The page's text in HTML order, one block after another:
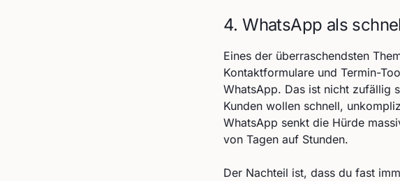
4. WhatsApp als
Eines der überraschendsten
Kontaktformulare und Termin-
WhatsApp. Das ist nicht zufällig
Kunden wollen schnell,
WhatsApp senkt die Hürde
von Tagen auf Stunden.
Der Nachteil ist, dass du fast